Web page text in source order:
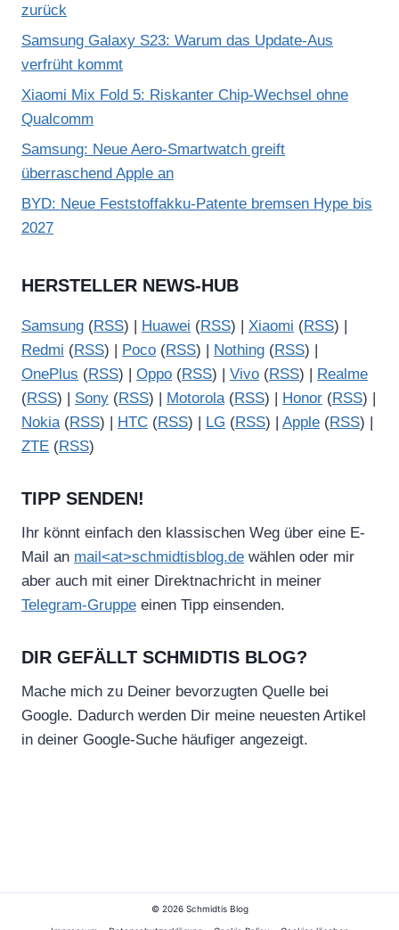
zurück
Samsung Galaxy S23: Warum das Update-Aus
verfrüht kommt
Xiaomi Mix Fold 5: Riskanter Chip-Wechsel ohne
Qualcomm
Samsung: Neue Aero-Smartwatch greift
überraschend Apple an
BYD: Neue Feststoffakku-Patente bremsen Hype bis
2027
HERSTELLER NEWS-HUB
Samsung (RSS) | Huawei (RSS) | Xiaomi (RSS) |
Redmi (RSS) | Poco (RSS) | Nothing (RSS) |
OnePlus (RSS) | Oppo (RSS) | Vivo (RSS) |
Realme
(RSS) | Sony (RSS) | Motorola(RSS) | Honor (RSS) |
Nokia(RSS) | HTC (RSS) | LG (RSS) | Apple (RSS) |
ZTE (RSS)
TIPP SENDEN!
Ihr könnt einfach den klassischen Weg über eine E-
Mail an mail<at>schmidtisblog.de wählen oder mir
aber auch mit einer Direktnachricht in meiner
Telegram-Gruppe einen Tipp einsenden.
DIR GEFÄLLT SCHMIDTIS BLOG?
Mache mich zu Deiner bevorzugten Quelle bei
Google. Dadurch werden Dir meine neuesten Artikel
in deiner Google-Suche häufiger angezeigt.
© 2026 Schmidtis Blog